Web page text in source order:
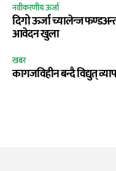
नवीकरणीय ऊर्जा
दिगो ऊर्जा च्यालेन्ज
आवेदन खुला
खबर
कागजविहीन बन्दै विद्युत्